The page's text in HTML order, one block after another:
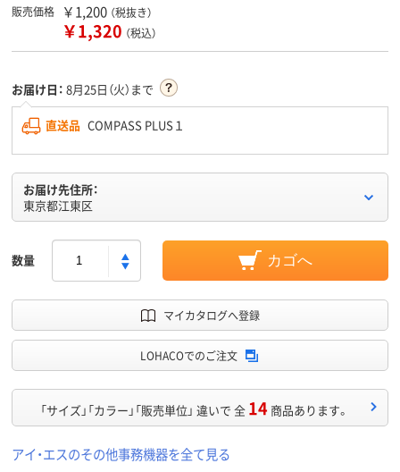
販売価格 ￥1,200 （税抜き）
￥1,320 （税込）
お届け日： 8月25日（火）まで
直送品 COMPASS PLUS１
お届け先住所：
東京都江東区
数量 カゴへ
マイカタログへ登録
LOHACOでのご注文
「サイズ」「カラー」「販売単位」 違いで 全 14 商品あります。
アイ・エスのその他事務機器を全て見る